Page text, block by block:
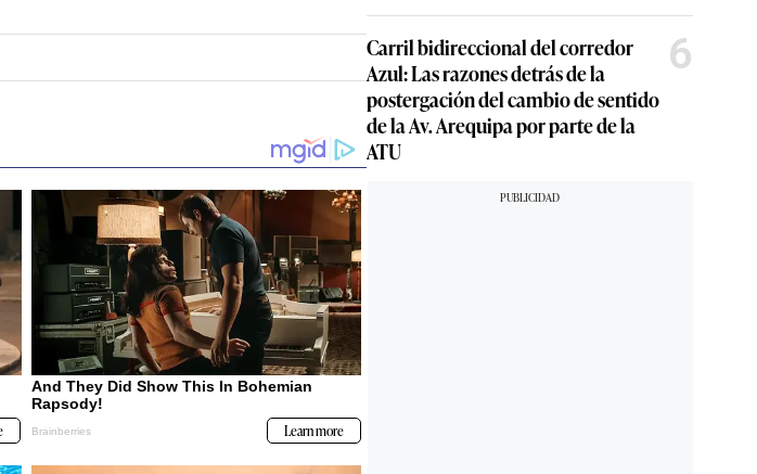
Carril bidireccional del corredor
Azul: Las razones detrás de la
postergación del cambio de sentido
de la Av. Arequipa por parte de la
ATU
6